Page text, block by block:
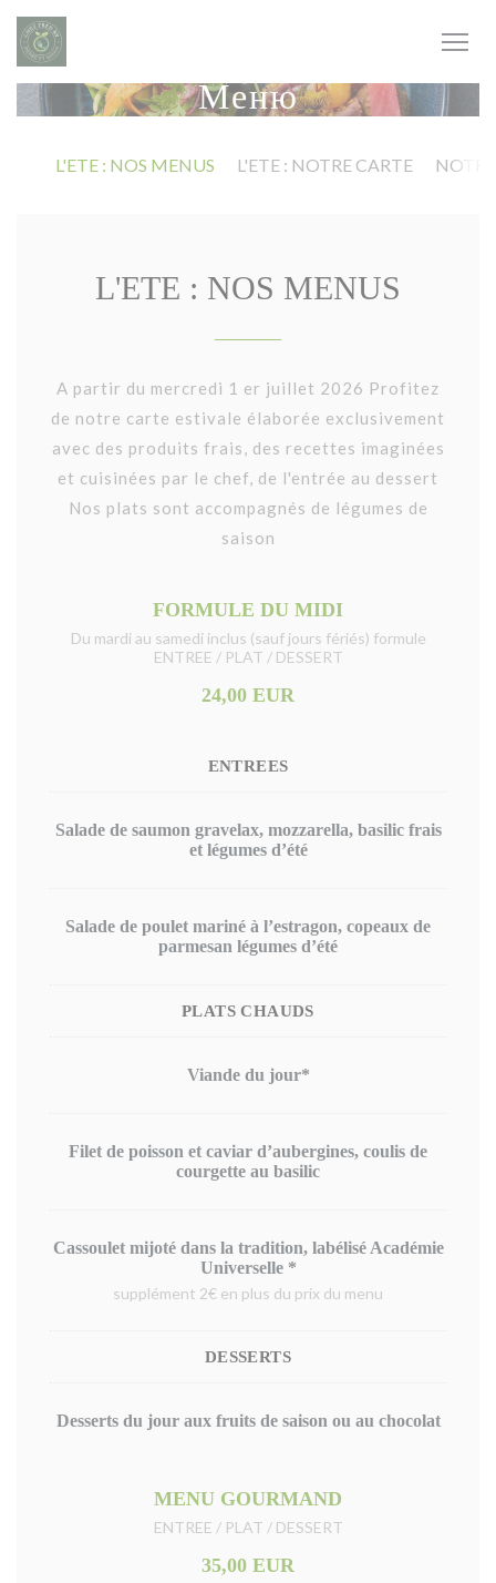
Панель управления cookies
Меню
L'ETE : NOS MENUS L'ETE : NOTRE CARTE
L'ETE : NOS MENUS
A partir du mercredi 1 er juillet 2026 Profitez
de notre carte estivale élaborée exclusivement
avec des produits frais, des recettes imaginées
et cuisinées par le chef, de l'entrée au dessert
Nos plats sont accompagnés de légumes de
saison
FORMULE DU MIDI
Du mardi au samedi inclus (sauf jours fériés) formule
ENTREE / PLAT / DESSERT
24,00 EUR
ENTREES
Salade de saumon gravelax, mozzarella, basilic frais
et légumes d’été
Salade de poulet mariné à l’estragon, copeaux de
parmesan légumes d’été
PLATS CHAUDS
Viande du jour*
Filet de poisson et caviar d’aubergines, coulis de
courgette au basilic
Cassoulet mijoté dans la tradition, labélisé Académie
Universelle *
supplément 2€ en plus du prix du menu
DESSERTS
Desserts du jour aux fruits de saison ou au chocolat
MENU GOURMAND
ENTREE / PLAT / DESSERT
35,00 EUR